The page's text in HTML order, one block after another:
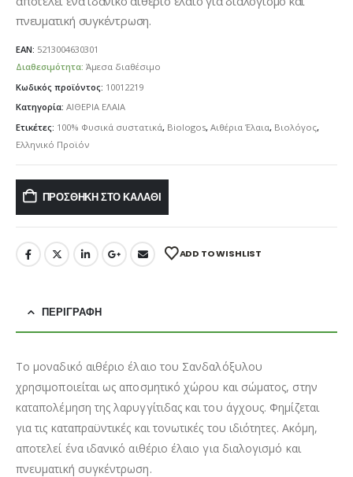
πνευματική συγκέντρωση.
EAN: 5213004630301
Διαθεσιμότητα: Άμεσα διαθέσιμο
Κωδικός προϊόντος: 10012219
Κατηγορία: ΑΙΘΕΡΙΑ ΕΛΑΙΑ
Ετικέτες: 100% Φυσικά συστατικά, Biologos, Αιθέρια Έλαια, Βιολόγος,
Ελληνικό Προϊόν
ΠΡΟΣΘΉΚΗ ΣΤΟ ΚΑΛΆΘΙ
ADD TO WISHLIST
ΠΕΡΙΓΡΑΦΉ
Το μοναδικό αιθέριο έλαιο του Σανδαλόξυλου
χρησιμοποιείται ως αποσμητικό χώρου και σώματος, στην
καταπολέμηση της λαρυγγίτιδας και του άγχους. Φημίζεται
για τις καταπραϋντικές και τονωτικές του ιδιότητες. Ακόμη,
αποτελεί ένα ιδανικό αιθέριο έλαιο για διαλογισμό και
πνευματική συγκέντρωση.